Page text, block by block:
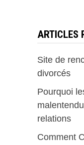
ARTICLES
Site de
divorcés
Pourquoi
relations
Comment